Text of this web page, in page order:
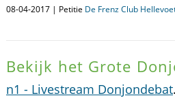
08-04-2017 | Petitie De Frenz Club
Bekijk het Grote
n1 - Livestream Donjondebat.